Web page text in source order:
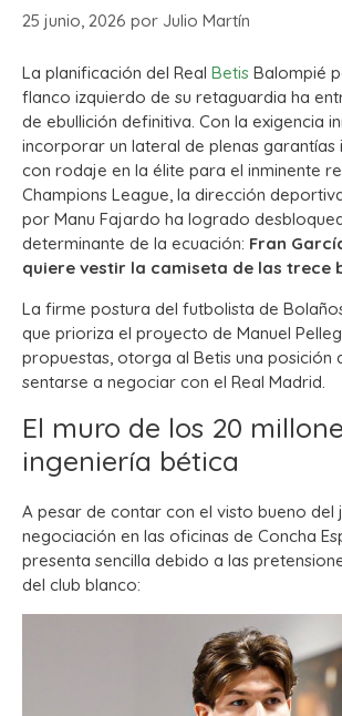
25 junio, 2026 por Julio Martín
La planificación del Real Betis Balompié
flanco izquierdo de su retaguardia ha
de ebullición definitiva. Con la exigencia
incorporar un lateral de plenas garantías
con rodaje en la élite para el inminente
Champions League, la dirección
por Manu Fajardo ha logrado
determinante de la ecuación: Fran
quiere vestir la camiseta de las trece
La firme postura del futbolista de
que prioriza el proyecto de Manuel
propuestas, otorga al Betis una posición
sentarse a negociar con el Real Madrid.
El muro de los 20
ingeniería bética
A pesar de contar con el visto bueno del
negociación en las oficinas de Concha
presenta sencilla debido a las
del club blanco: